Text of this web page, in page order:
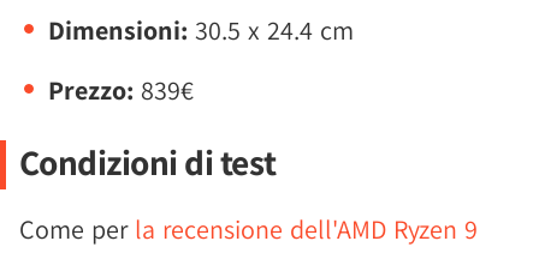
Dimensioni: 30.5 x 24.4 cm
Prezzo: 839€
Condizioni di test
Come per la recensione dell'AMD Ryzen 9